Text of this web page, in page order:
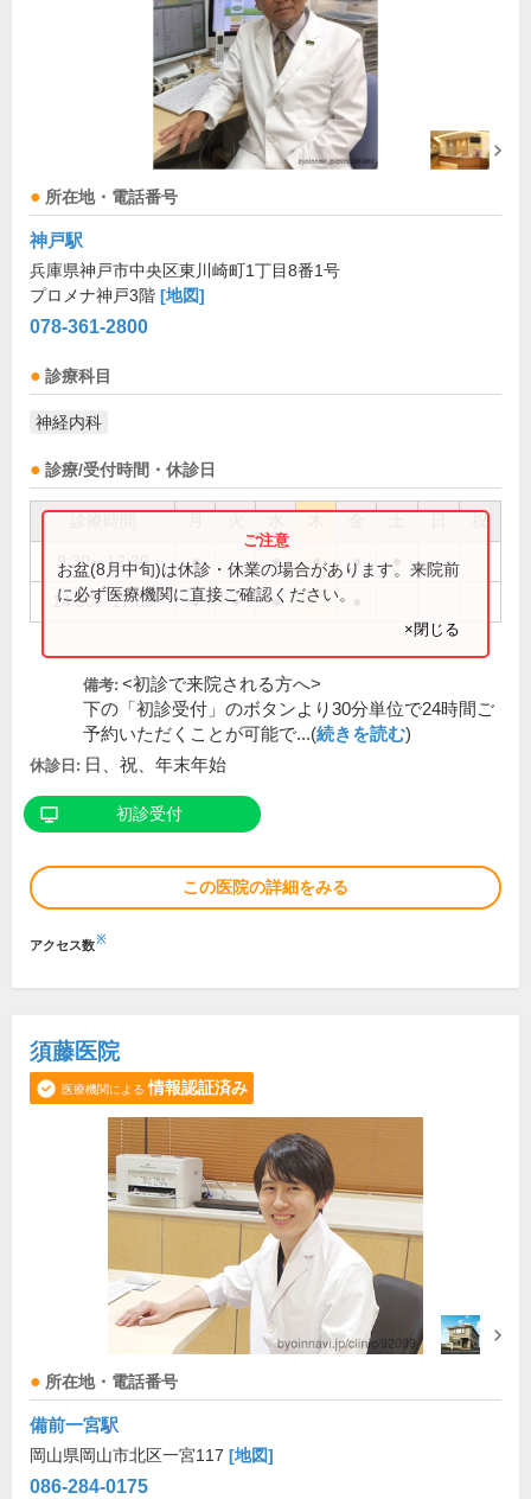
所在地・電話番号
神戸駅
兵庫県神戸市中央区東川崎町1丁目8番1号
プロメナ神戸3階 [地図]
078-361-2800
診療科目
神経内科
診療/受付時間・休診日
祝
9:30～12:30 ● ● ● ●
14:00～17:00 ● ● ●
お盆(8月中旬)は休診・休業の場合があります。来院前
に必ず医療機関に直接ご確認ください。
×閉じる
備考: <初診で来院される方へ>
下の「初診受付」のボタンより30分単位で24時間ご
予約いただくことが可能で...(続きを読む)
休診日: 日、祝、年末年始
初診受付
この医院の詳細をみる
アクセス数※
須藤医院
医療機関による 情報認証済み
所在地・電話番号
備前一宮駅
岡山県岡山市北区一宮117 [地図]
086-284-0175